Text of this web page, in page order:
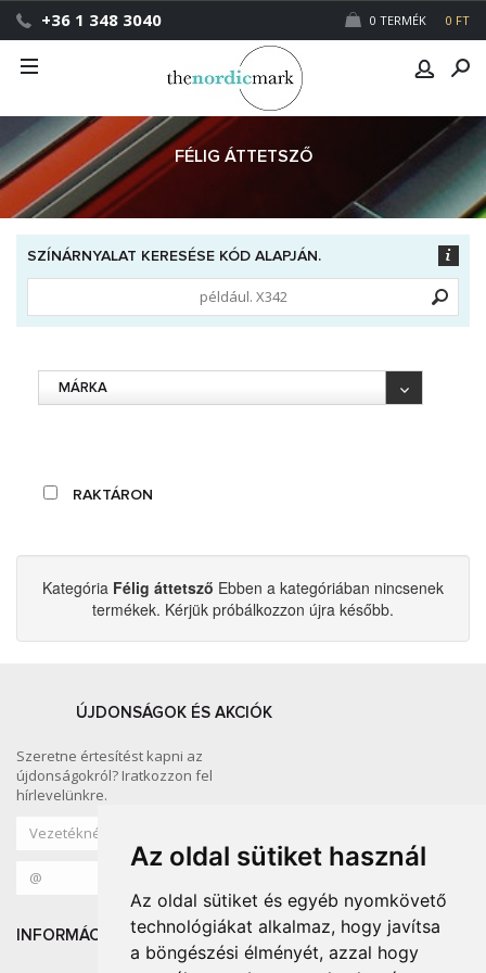
Az oldal sütiket használ
Az oldal sütiket és egyéb nyomkövető
technológiákat alkalmaz, hogy javítsa
a böngészési élményét, azzal hogy
+36 1 348 3040 0 TERMÉK 0 FT
FÉLIG ÁTTETSZŐ
SZÍNÁRNYALAT KERESÉSE KÓD ALAPJÁN.
RAKTÁRON
MÁRKA
Kategória Félig áttetsző Ebben a kategóriában nincsenek
termékek. Kérjük próbálkozzon újra később.
ÚJDONSÁGOK ÉS AKCIÓK
Szeretne értesítést kapni az
újdonságokról? Iratkozzon fel
hírlevelünkre.
INFORMÁCIÓ KÖZÖSSÉGI MÉDIA